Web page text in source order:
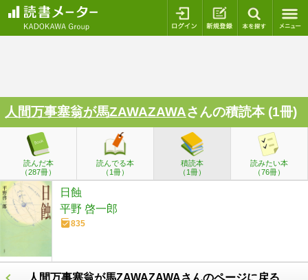
ログイン 新規登録
人間万事塞翁が馬ZAWAZAWAさんの積読本 (1冊)
読んだ本
（287冊）
読んでる本
（1冊）
積読本
（1冊）
読みたい本
（76冊）
日蝕
平野 啓一郎
835
人間万事塞翁が馬ZAWAZAWAさんのページに戻る